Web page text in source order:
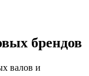
брендов
валов и